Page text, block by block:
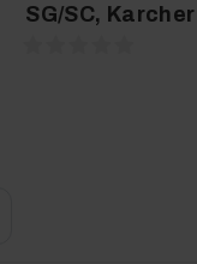
SG/SC, Karcher